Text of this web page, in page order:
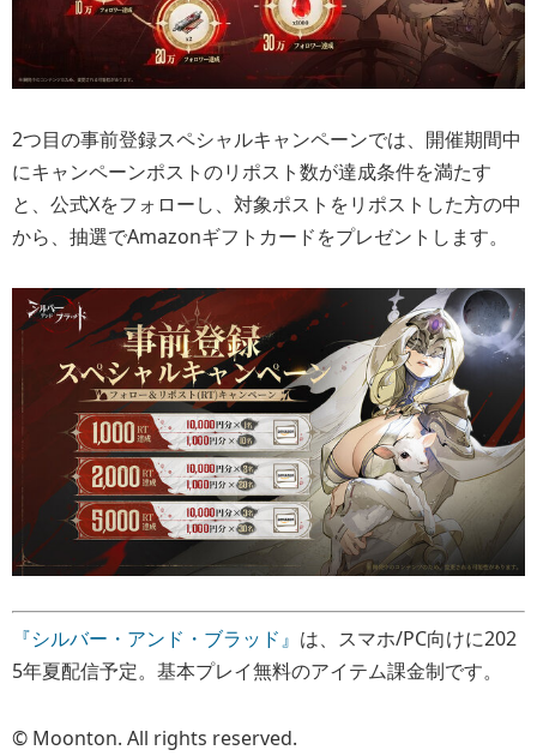
2つ目の事前登録スペシャルキャンペーンでは、開催期間中
にキャンペーンポストのリポスト数が達成条件を満たす
と、公式Xをフォローし、対象ポストをリポストした方の中
から、抽選でAmazonギフトカードをプレゼントします。
『シルバー・アンド・ブラッド』 は、スマホ/PC向けに202
5年夏配信予定。基本プレイ無料のアイテム課金制です。
© Moonton. All rights reserved.